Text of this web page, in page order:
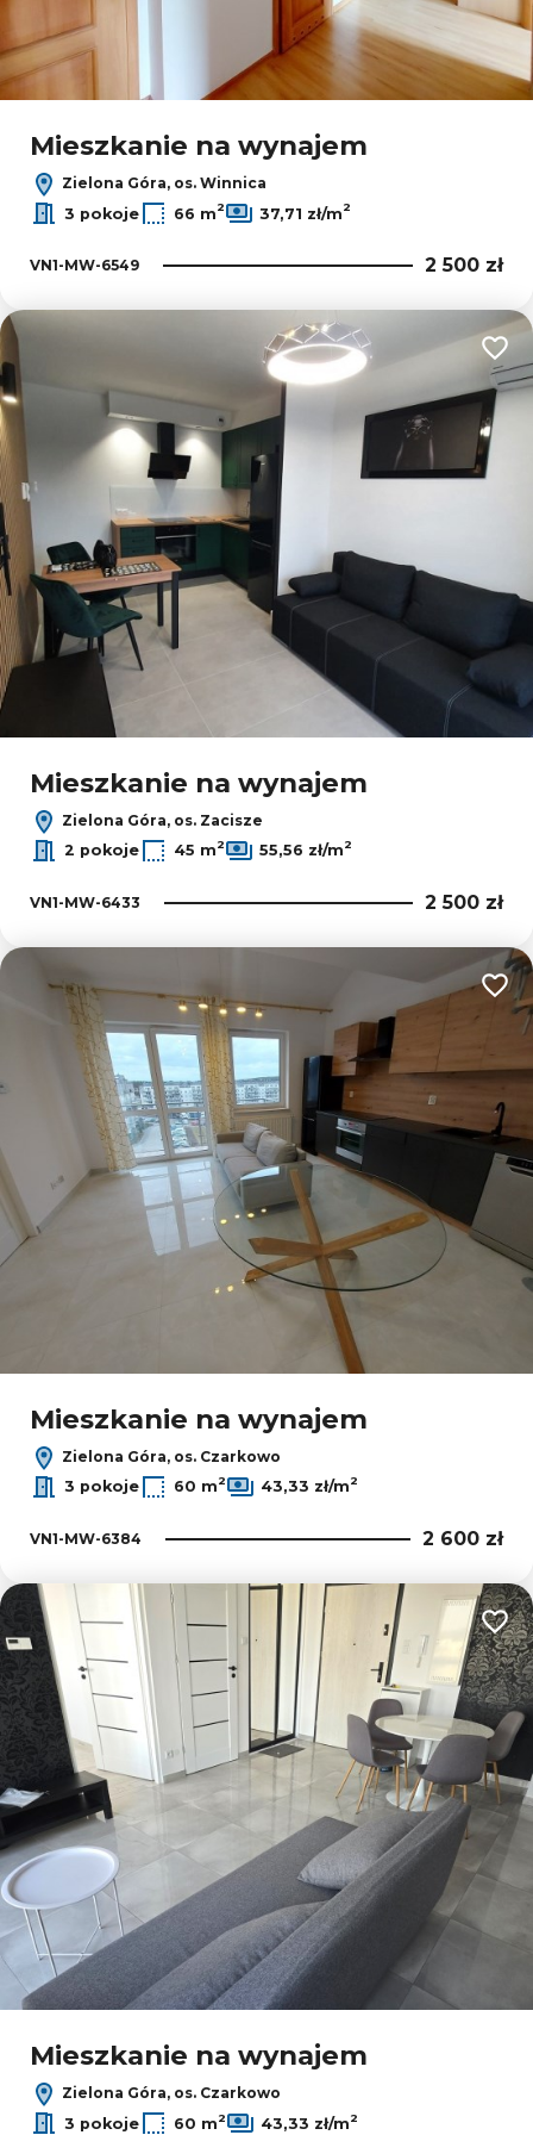
Mieszkanie na wynajem
Zielona Góra, os. Winnica
3 pokoje
66 m2 37,71 zł/m2
VN1-MW-6549 2 500 zł
Mieszkanie na wynajem
Zielona Góra, os. Zacisze
2 pokoje
45 m2 55,56 zł/m2
VN1-MW-6433 2 500 zł
Mieszkanie na wynajem
Zielona Góra, os. Czarkowo
3 pokoje
60 m2 43,33 zł/m2
VN1-MW-6384 2 600 zł
Mieszkanie na wynajem
Zielona Góra, os. Czarkowo
3 pokoje
60 m2 43,33 zł/m2